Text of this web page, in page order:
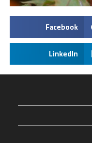
Facebook
LinkedIn